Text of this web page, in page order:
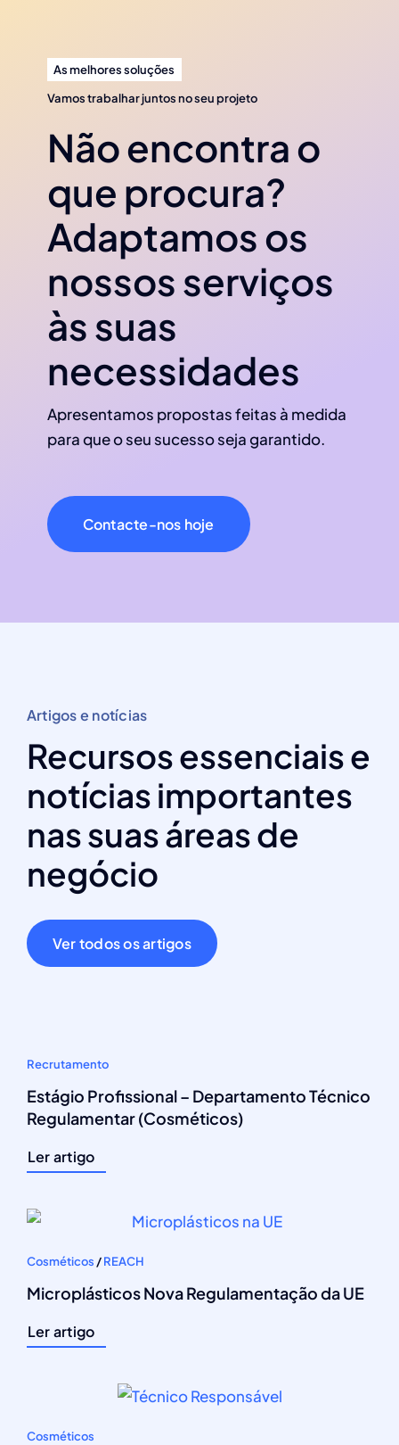
As melhores soluções
Vamos trabalhar juntos no seu projeto
Não encontra o
que procura?
Adaptamos os
nossos serviços
às suas
necessidades
Apresentamos propostas feitas à medida
para que o seu sucesso seja garantido.
Contacte-nos hoje
Artigos e notícias
Recursos essenciais e
notícias importantes
nas suas áreas de
negócio
Ver todos os artigos
Recrutamento
Estágio Profissional – Departamento Técnico
Regulamentar (Cosméticos)
Ler artigo
Cosméticos /REACH
Microplásticos Nova Regulamentação da UE
Ler artigo
Cosméticos